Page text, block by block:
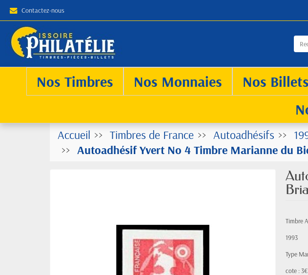
Contactez-nous
Nos Timbres Nos Monnaies Nos Billets
Accueil Timbres de France Autoadhésifs
Autoadhésif Yvert No 4 Timbre Marianne du
Timbre
1993
Type
cote : 3€